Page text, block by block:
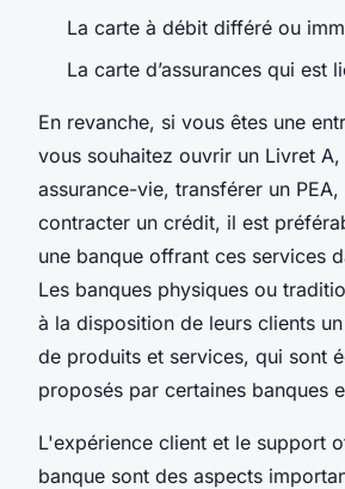
La carte à débit différé ou
La carte d’assurances qui est
En revanche, si vous êtes une
vous souhaitez ouvrir un Livret
assurance-vie, transférer un
contracter un crédit, il est
une banque offrant ces services
Les banques physiques ou
à la disposition de leurs clients
de produits et services, qui sont
proposés par certaines banques
L'expérience client et le support
banque sont des aspects